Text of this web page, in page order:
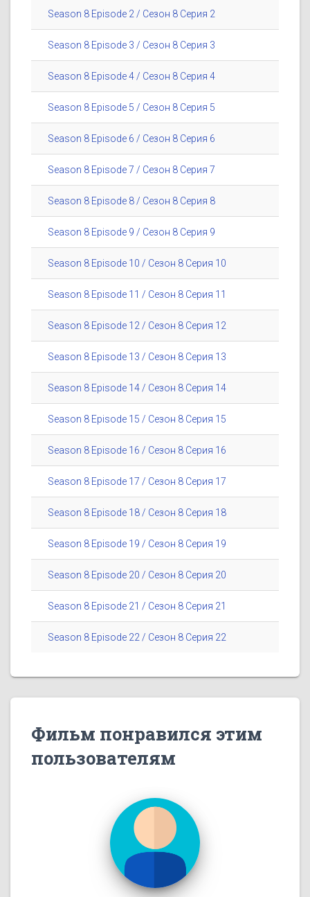
Season 8 Episode 2 / Сезон 8 Серия 2
Season 8 Episode 3 / Сезон 8 Серия 3
Season 8 Episode 4 / Сезон 8 Серия 4
Season 8 Episode 5 / Сезон 8 Серия 5
Season 8 Episode 6 / Сезон 8 Серия 6
Season 8 Episode 7 / Сезон 8 Серия 7
Season 8 Episode 8 / Сезон 8 Серия 8
Season 8 Episode 9 / Сезон 8 Серия 9
Season 8 Episode 10 / Сезон 8 Серия 10
Season 8 Episode 11 / Сезон 8 Серия 11
Season 8 Episode 12 / Сезон 8 Серия 12
Season 8 Episode 13 / Сезон 8 Серия 13
Season 8 Episode 14 / Сезон 8 Серия 14
Season 8 Episode 15 / Сезон 8 Серия 15
Season 8 Episode 16 / Сезон 8 Серия 16
Season 8 Episode 17 / Сезон 8 Серия 17
Season 8 Episode 18 / Сезон 8 Серия 18
Season 8 Episode 19 / Сезон 8 Серия 19
Season 8 Episode 20 / Сезон 8 Серия 20
Season 8 Episode 21 / Сезон 8 Серия 21
Season 8 Episode 22 / Сезон 8 Серия 22
Фильм понравился этим
пользователям